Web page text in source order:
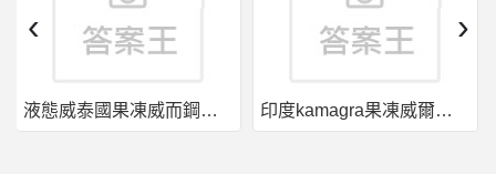
希洽- 噬謊者船戰的疑問 噬謊者船戰的疑問
棒
球- 陳鴻文是天才還是地才？ 陳鴻文是天才還是地才？
液態威泰國果凍威而鋼哪裡買 印度kamagra果凍威爾剛用於治療男性勃起功能障礙
‹ ›